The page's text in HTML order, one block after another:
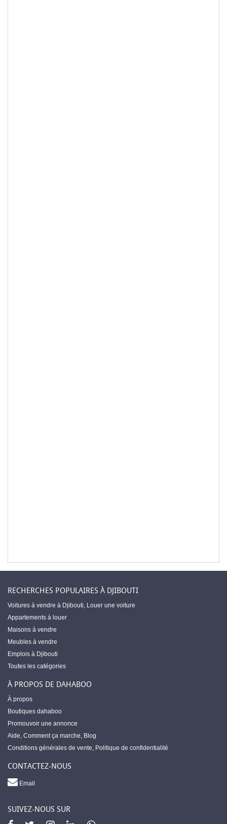
RECHERCHES POPULAIRES À DJIBOUTI
Voitures à vendre à Djibouti, Louer une voiture
Appartements à louer
Maisons à vendre
Meubles à vendre
Emplois à Djibouti
Toutes les catégories
À PROPOS DE DAHABOO
À propos
Boutiques dahaboo
Promouvoir une annonce
Aide, Comment ça marche, Blog
Conditions générales de vente, Politique de confidentialité
CONTACTEZ-NOUS
Email
SUIVEZ-NOUS SUR